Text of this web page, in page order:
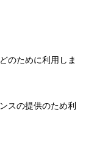
のために利用しま
スの提供のため利